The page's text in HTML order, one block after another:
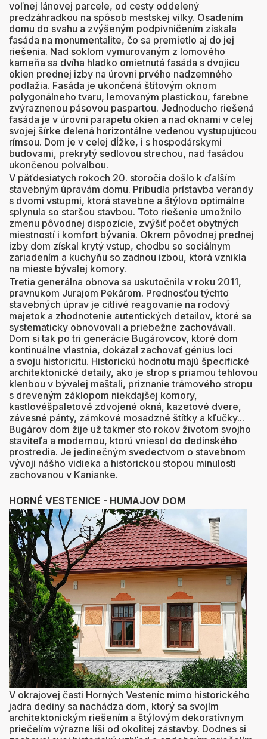
voľnej lánovej parcele, od cesty oddelený
predzáhradkou na spôsob mestskej vilky. Osadením
domu do svahu a zvýšeným podpivničením získala
fasáda na monumentalite, čo sa premietlo aj do jej
riešenia. Nad soklom vymurovaným z lomového
kameňa sa dvíha hladko omietnutá fasáda s dvojicu
okien prednej izby na úrovni prvého nadzemného
podlažia. Fasáda je ukončená štítovým oknom
polygonálneho tvaru, lemovaným plastickou, farebne
zvýraznenou pásovou paspartou. Jednoducho riešená
fasáda je v úrovni parapetu okien a nad oknami v celej
svojej šírke delená horizontálne vedenou vystupujúcou
rímsou. Dom je v celej dĺžke, i s hospodárskymi
budovami, prekrytý sedlovou strechou, nad fasádou
ukončenou polvalbou.
V päťdesiatych rokoch 20. storočia došlo k ďalším
stavebným úpravám domu. Pribudla prístavba verandy
s dvomi vstupmi, ktorá stavebne a štýlovo optimálne
splynula so staršou stavbou. Toto riešenie umožnilo
zmenu pôvodnej dispozície, zvýšiť počet obytných
miestností i komfort bývania. Okrem pôvodnej prednej
izby dom získal krytý vstup, chodbu so sociálnym
zariadením a kuchyňu so zadnou izbou, ktorá vznikla
na mieste bývalej komory.
Tretia generálna obnova sa uskutočnila v roku 2011,
pravnukom Jurajom Pekárom. Prednosťou týchto
stavebných úprav je citlivé reagovanie na rodový
majetok a zhodnotenie autentických detailov, ktoré sa
systematicky obnovovali a priebežne zachovávali.
Dom si tak po tri generácie Bugárovcov, ktoré dom
kontinuálne vlastnia, dokázal zachovať génius loci
a svoju historicitu. Historickú hodnotu majú špecifické
architektonické detaily, ako je strop s priamou tehlovou
klenbou v bývalej maštali, priznanie trámového stropu
s dreveným záklopom niekdajšej komory,
kastlovéšpaletové zdvojené okná, kazetové dvere,
závesné pánty, zámkové mosadzné štítky a kľučky...
Bugárov dom žije už takmer sto rokov životom svojho
staviteľa a modernou, ktorú vniesol do dedinského
prostredia. Je jedinečným svedectvom o stavebnom
vývoji nášho vidieka a historickou stopou minulosti
zachovanou v Kanianke.
HORNÉ VESTENICE - HUMAJOV DOM
V okrajovej časti Horných Vesteníc mimo historického
jadra dediny sa nachádza dom, ktorý sa svojím
architektonickým riešením a štýlovým dekoratívnym
priečelím výrazne líši od okolitej zástavby. Dodnes si